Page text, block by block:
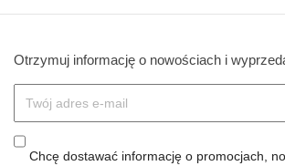
Otrzymuj informację o nowościach i
Chcę dostawać informację o promocjach,